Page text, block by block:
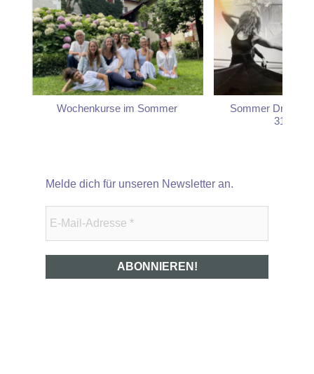
Wochenkurse im Sommer
Sommer
Melde dich für unseren Newsletter an.